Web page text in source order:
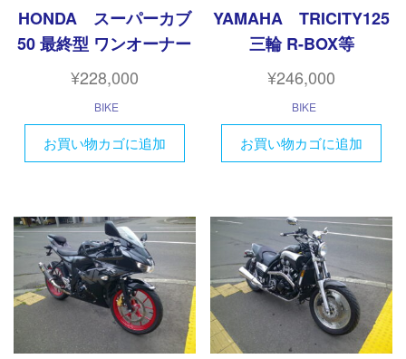
HONDA スーパーカブ
50 最終型 ワンオーナー
¥228,000
BIKE
お買い物カゴに追加
YAMAHA TRICITY125
三輪 R-BOX等
¥246,000
BIKE
お買い物カゴに追加